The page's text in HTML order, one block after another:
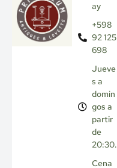
ay
+598
92 125
698
Jueve
s a
domin
gos a
partir
de
20:30.
Cena